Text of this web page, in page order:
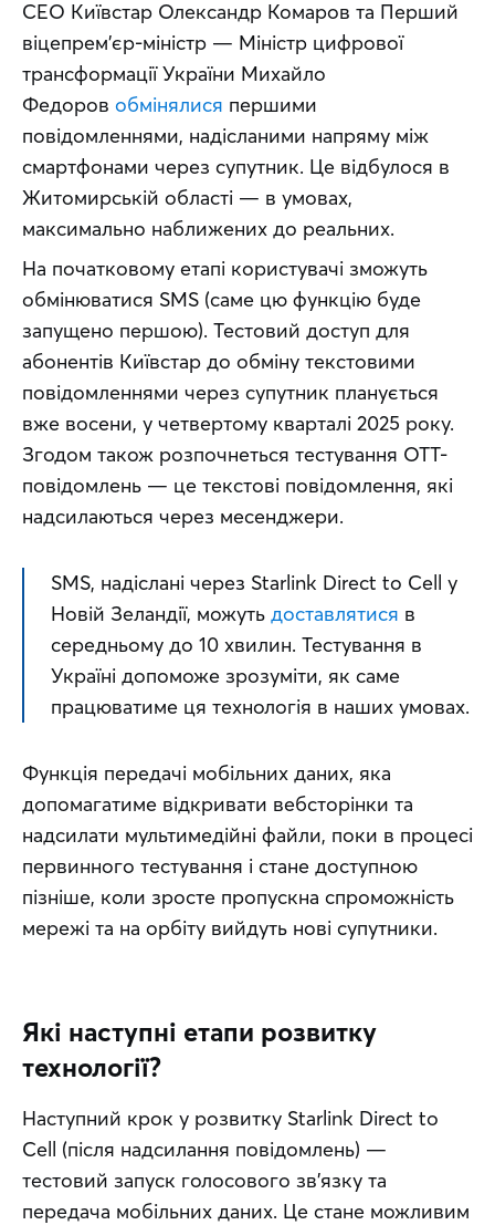
CEO Київстар Олександр Комаров та Перший
віцепрем’єр-міністр — Міністр цифрової
трансформації України Михайло
Федоров обмінялися першими
повідомленнями, надісланими напряму між
смартфонами через супутник. Це відбулося в
Житомирській області — в умовах,
максимально наближених до реальних.
На початковому етапі користувачі зможуть
обмінюватися SMS (саме цю функцію буде
запущено першою). Тестовий доступ для
абонентів Київстар до обміну текстовими
повідомленнями через супутник планується
вже восени, у четвертому кварталі 2025 року.
Згодом також розпочнеться тестування OTT-
повідомлень — це текстові повідомлення, які
надсилаються через месенджери.
SMS, надіслані через Starlink Direct to Cell у
Новій Зеландії, можуть доставлятися в
середньому до 10 хвилин. Тестування в
Україні допоможе зрозуміти, як саме
працюватиме ця технологія в наших умовах.
Функція передачі мобільних даних, яка
допомагатиме відкривати вебсторінки та
надсилати мультимедійні файли, поки в процесі
первинного тестування і стане доступною
пізніше, коли зросте пропускна спроможність
мережі та на орбіту вийдуть нові супутники.
Які наступні етапи розвитку
технології?
Наступний крок у розвитку Starlink Direct to
Cell (після надсилання повідомлень) —
тестовий запуск голосового зв’язку та
передача мобільних даних. Це стане можливим